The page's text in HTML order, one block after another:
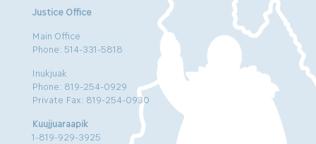
Justice Office
Main Office
Phone: 514-331-5818
Inukjuak
Phone: 819-254-0929
Private Fax: 819-254-0930
Kuujjuaraapik
1-819-929-3925